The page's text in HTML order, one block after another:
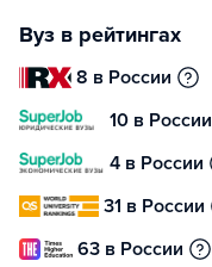
Вуз в рейтингах
8 в России
10 в России
4 в России
31 в России
63 в России